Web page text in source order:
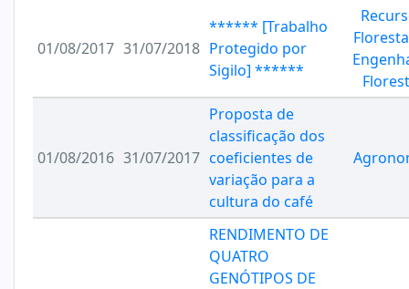
01/08/2017 31/07/2018
****** [Trabalho
Protegido por
Sigilo] ******
01/08/2016 31/07/2017
Proposta de
classificação dos
coeficientes de
variação para a
cultura do café
RENDIMENTO DE
QUATRO
GENÓTIPOS DE